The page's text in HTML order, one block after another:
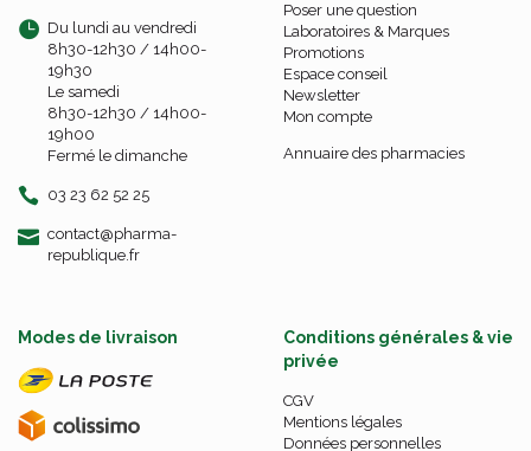
Du lundi au vendredi
8h30-12h30 / 14h00-
19h30
Le samedi
8h30-12h30 / 14h00-
19h00
Fermé le dimanche
03 23 62 52 25
contact-
@-
pharma-
republique.fr
Poser une question
Laboratoires & Marques
Promotions
Espace conseil
Newsletter
Mon compte
Annuaire des pharmacies
Modes de livraison
Conditions générales & vie
privée
CGV
Mentions légales
Données personnelles